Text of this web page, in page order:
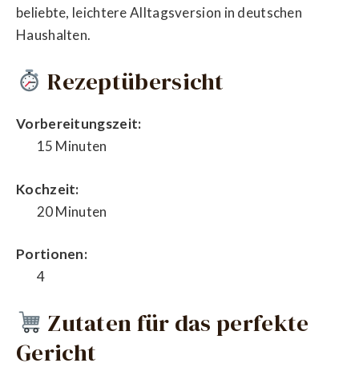
beliebte, leichtere Alltagsversion in deutschen
Haushalten.
Rezeptübersicht
Vorbereitungszeit:
15 Minuten
Kochzeit:
20 Minuten
Portionen:
4
Zutaten für das perfekte
Gericht